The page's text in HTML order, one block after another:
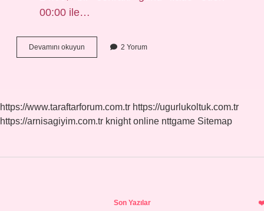
00:00 ile…
Devamını okuyun
12
2 Yorum
https://www.taraftarforum.com.tr https://ugurlukoltuk.com.tr
https://arnisagiyim.com.tr knight online nttgame Sitemap
Son Yazılar